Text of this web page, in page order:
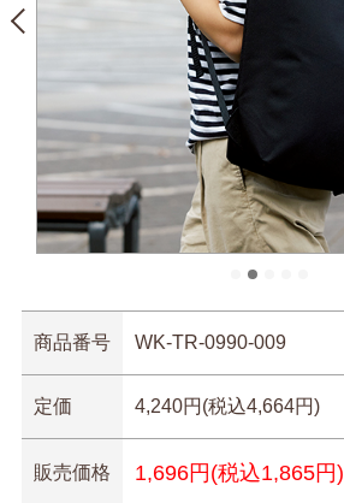
商品番号 WK-TR-0990-009
定価 4,240円(税込4,664円)
販売価格 1,696円(税込1,865円)